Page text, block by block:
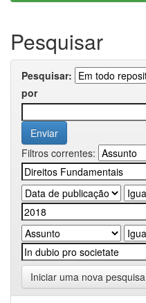
Pesquisar
Pesquisar:
por
Filtros correntes:
Iniciar uma nova pesquisa